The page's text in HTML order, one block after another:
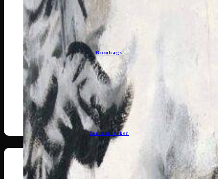
Bumbags
Skuldertasker